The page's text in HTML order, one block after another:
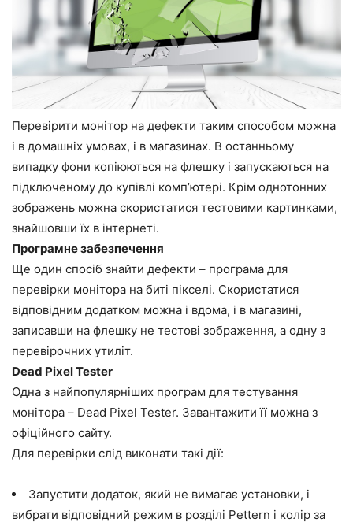
Перевірити монітор на дефекти таким способом можна
і в домашніх умовах, і в магазинах. В останньому
випадку фони копіюються на флешку і запускаються на
підключеному до купівлі комп’ютері. Крім однотонних
зображень можна скористатися тестовими картинками,
знайшовши їх в інтернеті.
Програмне забезпечення
Ще один спосіб знайти дефекти – програма для
перевірки монітора на биті пікселі. Скористатися
відповідним додатком можна і вдома, і в магазині,
записавши на флешку не тестові зображення, а одну з
перевірочних утиліт.
Dead Pixel Tester
Одна з найпопулярніших програм для тестування
монітора – Dead Pixel Tester. Завантажити її можна з
офіційного сайту.
Для перевірки слід виконати такі дії:
Запустити додаток, який не вимагає установки, і
вибрати відповідний режим в розділі Pettern і колір за